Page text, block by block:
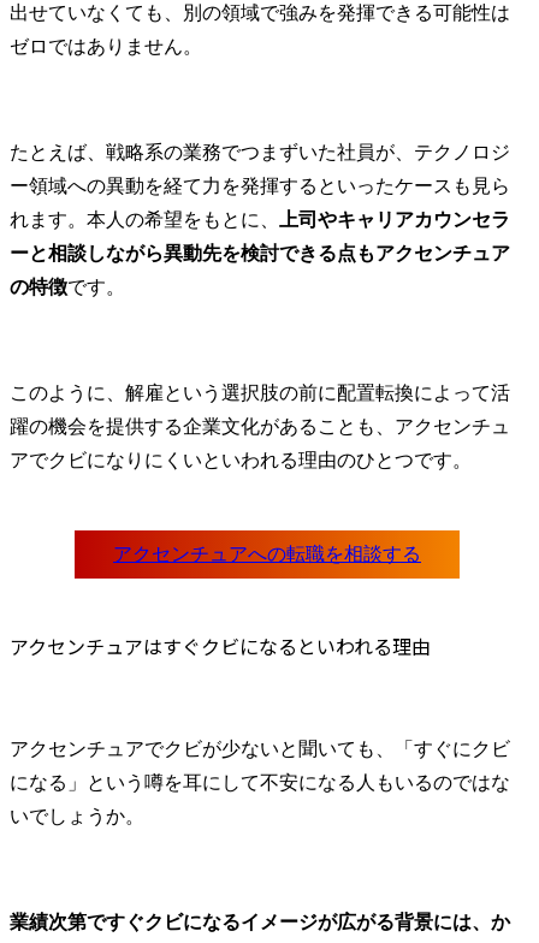
出せていなくても、別の領域で強みを発揮できる可能性は
ゼロではありません。
たとえば、戦略系の業務でつまずいた社員が、テクノロジ
ー領域への異動を経て力を発揮するといったケースも見ら
れます。本人の希望をもとに、
上司やキャリアカウンセラ
ーと相談しながら異動先を検討できる点もアクセンチュア
の特徴です。
このように、解雇という選択肢の前に配置転換によって活
躍の機会を提供する企業文化があることも、アクセンチュ
アでクビになりにくいといわれる理由のひとつです。
アクセンチュアはすぐクビになるといわれる理由
アクセンチュアでクビが少ないと聞いても、「すぐにクビ
になる」という噂を耳にして不安になる人もいるのではな
いでしょうか。
業績次第ですぐクビになるイメージが広がる背景には、か